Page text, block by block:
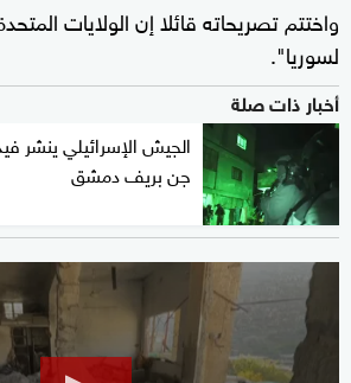
واختتم تصريحاته قائلا إن الولايات
لسوريا".
أخبار ذات صلة
الجيش الإسرائيلي ينشر
جن بريف دمشق